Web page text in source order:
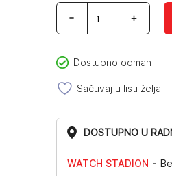
Lotus
LS2341/2/1
količina
Dostupno odmah
Sačuvaj u listi želja
DOSTUPNO U
WATCH STADION -